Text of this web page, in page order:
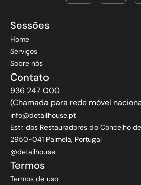
Sessões
Home
Serviços
Sobre nós
Contato
936 247 000
(Chamada para rede móvel
info@detailhouse.pt
Estr. dos Restauradores do Concelho
2950-041 Palmela, Portugal
@detailhouse
Termos
Termos de uso